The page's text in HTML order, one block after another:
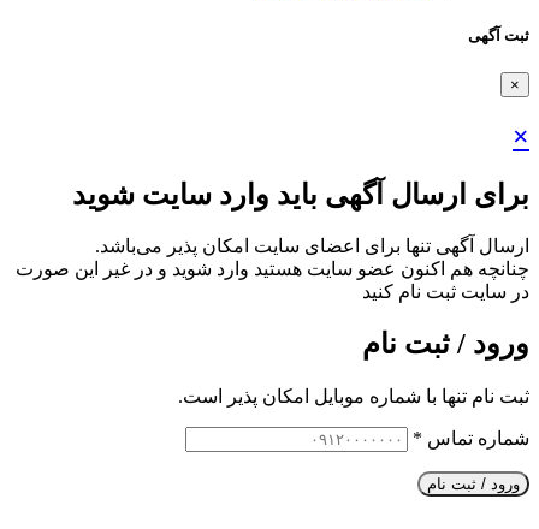
ثبت آگهی
×
×
برای ارسال آگهی باید وارد سایت شوید
ارسال آگهی تنها برای اعضای سایت امکان پذیر می‌باشد.
چنانچه هم‌ اکنون عضو سایت هستید وارد شوید و در غیر این صورت
در سایت ثبت نام کنید
ورود / ثبت نام
ثبت نام تنها با شماره موبایل امکان پذیر است.
شماره تماس *
ورود / ثبت نام